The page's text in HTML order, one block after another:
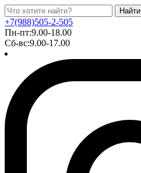
Найти
+7(988)505-2-505
Пн-пт:9.00-18.00
Сб-вс:9.00-17.00